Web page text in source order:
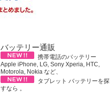
バッテリー通販
携帯電話のバッテリー
Apple iPhone, LG, Sony Xperia, HTC,
Motorola, Nokia など、
タブレット バッテリーを探
すなら 。